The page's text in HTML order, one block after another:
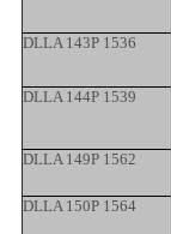
DLLA 143P 1536
DLLA 144P 1539
DLLA 149P 1562
DLLA 150P 1564